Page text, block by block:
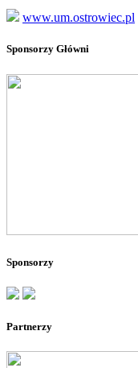
www.um.ostrowiec.pl
Sponsorzy Główni
Sponsorzy
Partnerzy